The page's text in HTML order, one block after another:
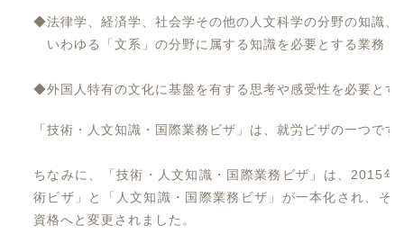
◆法律学、経済学、社会学その他の人文科学の分野の知識、
いわゆる「文系」の分野に属する知識を必要とする業務（
◆外国人特有の文化に基盤を有する思考や感受性を必要とす
「技術・人文知識・国際業務ビザ」は、就労ビザの一つです
ちなみに、「技術・人文知識・国際業務ビザ」は、2015
術ビザ」と「人文知識・国際業務ビザ」が一本化され、そ
資格へと変更されました。